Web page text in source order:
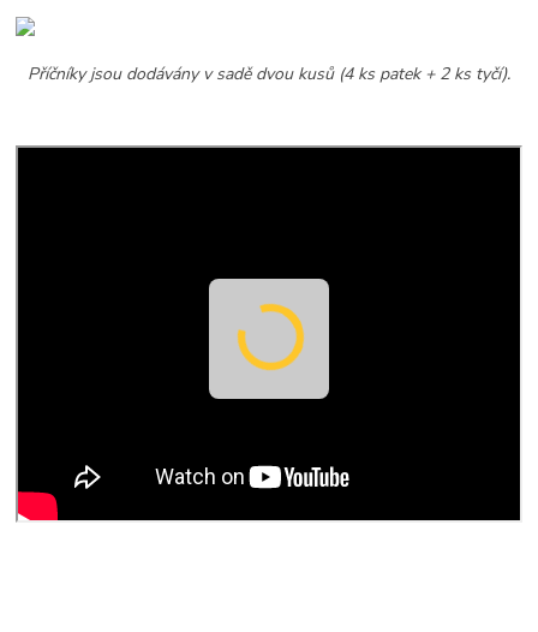
Příčníky jsou dodávány v sadě dvou kusů (4 ks patek + 2 ks tyčí).